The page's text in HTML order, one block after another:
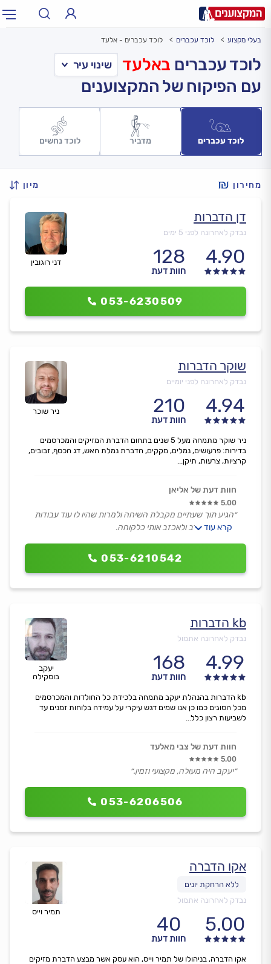
תחום
עירעיר: תל אביב, חיפה…
בעלי מקצוע לוכד עכברים לוכד עכברים - אלעד
לוכד עכברים באלעד
עם הפיקוח של המקצוענים
לוכד עכברים מדביר לוכד נחשים
מחירון מיון
דני רוגובין
דן הדברות
נבדק לאחרונה לפני 5 ימים
4.90
128
חוות דעת
053-6230509
ניר שוכר
שוקר הדברות
נבדק לאחרונה לפני יומיים
4.94
210
חוות דעת
053-6210542
ניר שוקר מתמחה מעל 5 שנים בתחום הדברת המזיקים והמכרסמים
בדירות: פרעושים, נמלים, מקקים, הדברת נמלת האש, דג הכסף, זבובים,
קרציות, צרעות, תיקן...
חוות דעת של אליאן
5.00
״הגיע תוך שעתיים מקבלת השיחה ולמרות שהיו לו עוד עבודות
התקשה לסרב ולאכזב אותי כלקוחה.
קרא עוד
יעקב
בוסקילה
kb הדברות
נבדק לאחרונה אתמול
4.99
168
חוות דעת
053-6206506
kb הדברות בהנהלת יעקב מתמחה בלכידת כל החולדות והמכרסמים
מכל הסוגים כמו כן אנו שמים דגש עיקרי על עמידה בלוחות זמנים עד
לשביעות רצון כלל...
חוות דעת של צבי מאלעד
5.00
״יעקב היה מעולה, מקצועי וזמין.״
תמיר וייס
אקו הדברה
נבדק לאחרונה אתמול
5.00
40
חוות דעת
אקו הדברה, בניהולו של תמיר וייס, הוא עסק אשר מבצע הדברת מזיקים